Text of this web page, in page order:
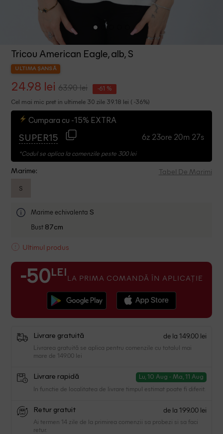
Tricou American Eagle, alb, S
ULTIMA ȘANSĂ
24.98 lei 63.90 lei -61 %
Cel mai mic pret in ultimele 30 zile 39.18 lei ( -36%)
Cumpara cu -15% EXTRA
SUPER15 6z 23ore 20m 27s
*Codul se aplica la comenzile peste 300 lei
Marime: Tabel De Marimi
S
Marime echivalenta S
Bust 87cm
Ultimul produs
-50 LEI LA PRIMA COMANDĂ ÎN APLICAȚIE
Livrare gratuită de la 149.00 lei
Livrarea gratuită se aplica pentru comenzile cu totalul mai
mare de 149.00 lei
Livrare rapidă Lu, 10 Aug - Ma, 11 Aug
In functie de localitatea de livrare timpul estimat poate fi diferit.
Retur gratuit de la 199.00 lei
Ai termen 14 zile de la primirea comenzii sa probezi si sa faci
retur.